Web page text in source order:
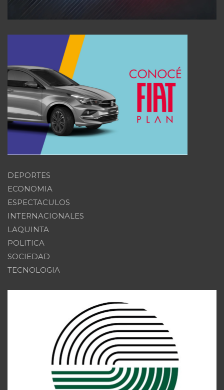
DEPORTES
ECONOMIA
ESPECTACULOS
INTERNACIONALES
LAQUINTA
POLITICA
SOCIEDAD
TECNOLOGIA